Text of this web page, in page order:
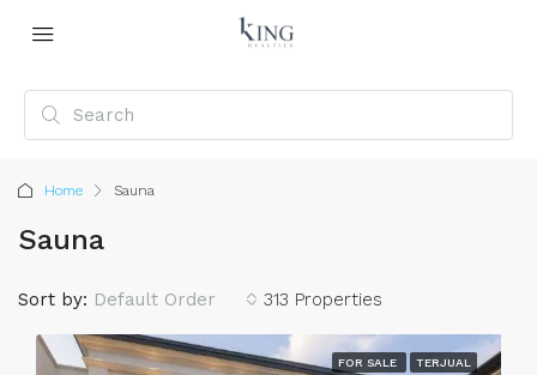
Home Sauna
Sauna
313 Properties
Sort by: Default Order
FOR SALE TERJUAL